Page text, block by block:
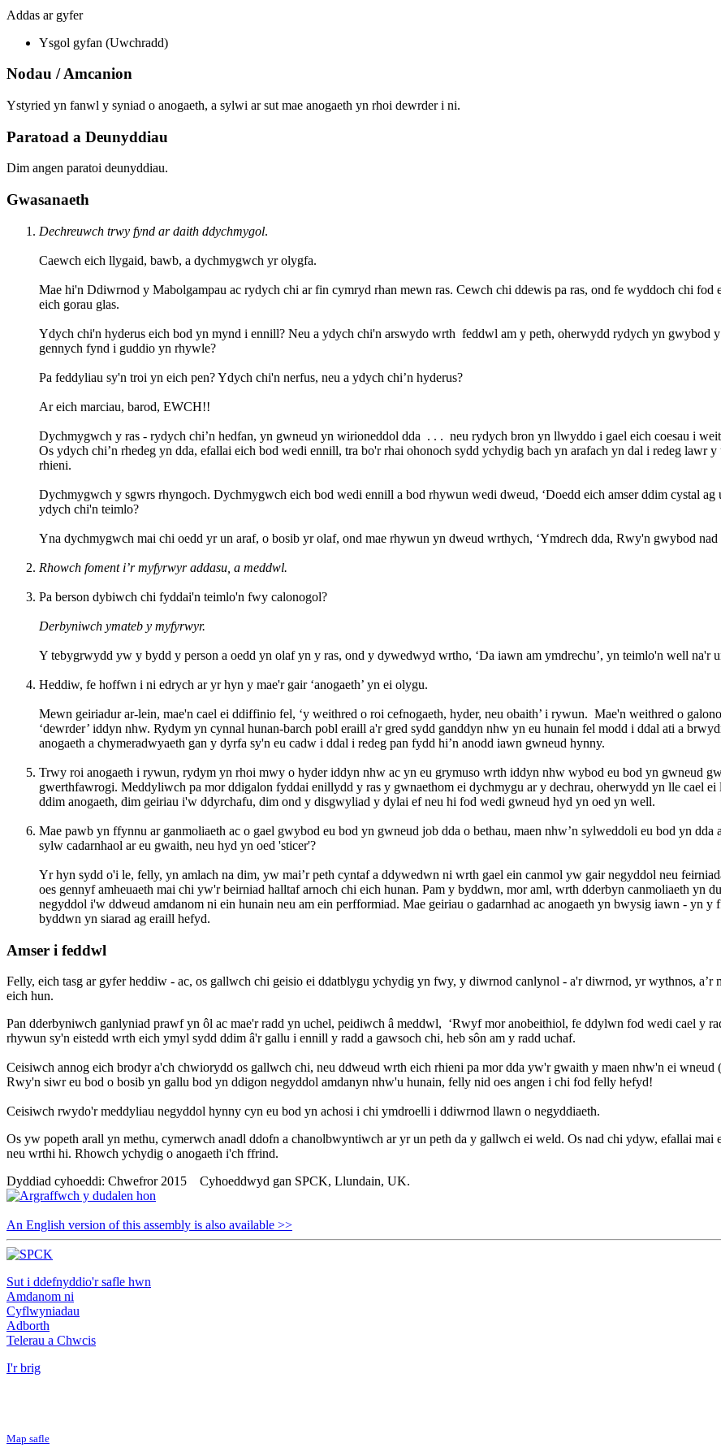
Addas ar gyfer
Ysgol gyfan (Uwchradd)
Nodau / Amcanion
Ystyried yn fanwl y syniad o anogaeth, a sylwi ar sut mae anogaeth yn rhoi dewrder i ni.
Paratoad a Deunyddiau
Dim angen paratoi deunyddiau.
Gwasanaeth
Dechreuwch trwy fynd ar daith ddychmygol.
Caewch eich llygaid, bawb, a dychmygwch yr olygfa.
Mae hi'n Ddiwrnod y Mabolgampau ac rydych chi ar fin cymryd rhan mewn ras. Cewch chi ddewis pa ras, ond fe wyddoch chi
eich gorau glas.
Ydych chi'n hyderus eich bod yn mynd i ennill? Neu a ydych chi'n arswydo wrth feddwl am y peth, oherwydd rydych yn
gennych fynd i guddio yn rhywle?
Pa feddyliau sy'n troi yn eich pen? Ydych chi'n nerfus, neu a ydych chi’n hyderus?
Ar eich marciau, barod, EWCH!!
Dychmygwch y ras - rydych chi’n hedfan, yn gwneud yn wirioneddol dda . . . neu rydych bron yn llwyddo i gael eich coesau i
Os ydych chi’n rhedeg yn dda, efallai eich bod wedi ennill, tra bo'r rhai ohonoch sydd ychydig bach yn arafach yn dal i redeg
rhieni.
Dychmygwch y sgwrs rhyngoch. Dychmygwch eich bod wedi ennill a bod rhywun wedi dweud, ‘Doedd eich amser ddim cystal ag
ydych chi'n teimlo?
Yna dychmygwch mai chi oedd yr un araf, o bosib yr olaf, ond mae rhywun yn dweud wrthych, ‘Ymdrech dda, Rwy'n gwybod
Rhowch foment i’r myfyrwyr addasu, a meddwl.
Pa berson dybiwch chi fyddai'n teimlo'n fwy calonogol?
Derbyniwch ymateb y myfyrwyr.
Y tebygrwydd yw y bydd y person a oedd yn olaf yn y ras, ond y dywedwyd wrtho, ‘Da iawn am ymdrechu’, yn teimlo'n well na'r
Heddiw, fe hoffwn i ni edrych ar yr hyn y mae'r gair ‘anogaeth’ yn ei olygu.
Mewn geiriadur ar-lein, mae'n cael ei ddiffinio fel, ‘y weithred o roi cefnogaeth, hyder, neu obaith’ i rywun. Mae'n weithred o
‘dewrder’ iddyn nhw. Rydym yn cynnal hunan-barch pobl eraill a'r gred sydd ganddyn nhw yn eu hunain fel modd i ddal ati a
anogaeth a chymeradwyaeth gan y dyrfa sy'n eu cadw i ddal i redeg pan fydd hi’n anodd iawn gwneud hynny.
Trwy roi anogaeth i rywun, rydym yn rhoi mwy o hyder iddyn nhw ac yn eu grymuso wrth iddyn nhw wybod eu bod yn gwneud
gwerthfawrogi. Meddyliwch pa mor ddigalon fyddai enillydd y ras y gwnaethom ei dychmygu ar y dechrau, oherwydd yn lle cael
ddim anogaeth, dim geiriau i'w ddyrchafu, dim ond y disgwyliad y dylai ef neu hi fod wedi gwneud hyd yn oed yn well.
Mae pawb yn ffynnu ar ganmoliaeth ac o gael gwybod eu bod yn gwneud job dda o bethau, maen nhw’n sylweddoli eu bod yn
sylw cadarnhaol ar eu gwaith, neu hyd yn oed 'sticer'?
Yr hyn sydd o'i le, felly, yn amlach na dim, yw mai’r peth cyntaf a ddywedwn ni wrth gael ein canmol yw gair negyddol neu
oes gennyf amheuaeth mai chi yw'r beirniad halltaf arnoch chi eich hunan. Pam y byddwn, mor aml, wrth dderbyn canmoliaeth yn
negyddol i'w ddweud amdanom ni ein hunain neu am ein perfformiad. Mae geiriau o gadarnhad ac anogaeth yn bwysig iawn - yn
byddwn yn siarad ag eraill hefyd.
Amser i feddwl
Felly, eich tasg ar gyfer heddiw - ac, os gallwch chi geisio ei ddatblygu ychydig yn fwy, y diwrnod canlynol - a'r diwrnod, yr wythnos, a’r
eich hun.
Pan dderbyniwch ganlyniad prawf yn ôl ac mae'r radd yn uchel, peidiwch â meddwl, ‘Rwyf mor anobeithiol, fe ddylwn fod wedi cael y
rhywun sy'n eistedd wrth eich ymyl sydd ddim â'r gallu i ennill y radd a gawsoch chi, heb sôn am y radd uchaf.
Ceisiwch annog eich brodyr a'ch chwiorydd os gallwch chi, neu ddweud wrth eich rhieni pa mor dda yw'r gwaith y maen nhw'n ei
Rwy'n siwr eu bod o bosib yn gallu bod yn ddigon negyddol amdanyn nhw'u hunain, felly nid oes angen i chi fod felly hefyd!
Ceisiwch rwydo'r meddyliau negyddol hynny cyn eu bod yn achosi i chi ymdroelli i ddiwrnod llawn o negyddiaeth.
Os yw popeth arall yn methu, cymerwch anadl ddofn a chanolbwyntiwch ar yr un peth da y gallwch ei weld. Os nad chi ydyw, efallai
neu wrthi hi. Rhowch ychydig o anogaeth i'ch ffrind.
Dyddiad cyhoeddi: Chwefror 2015 Cyhoeddwyd gan SPCK, Llundain, UK.
An English version of this assembly is also available >>
Sut i ddefnyddio'r safle hwn
Amdanom ni
Cyflwyniadau
Adborth
Telerau a Chwcis
I'r brig
Map safle